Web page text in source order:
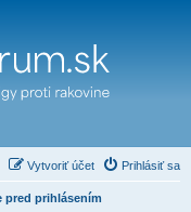
Prihlásiť sa
Vytvoriť účet
pred prihlásením